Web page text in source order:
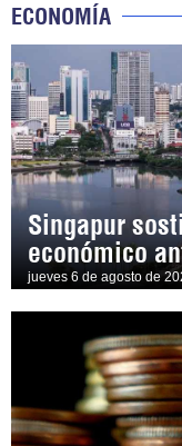
ECONOMÍA
Singapur
económico
jueves 6 de agosto de